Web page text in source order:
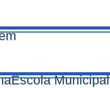
Municipal